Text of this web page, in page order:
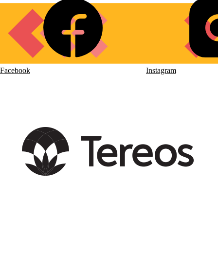
Social
links
Facebook Instagram